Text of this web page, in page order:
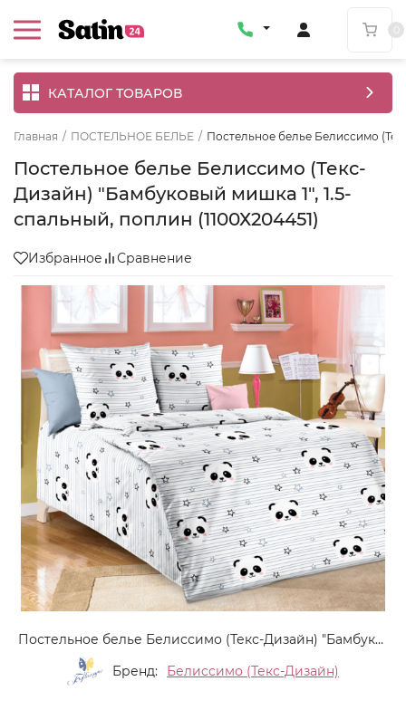
КАТАЛОГ ТОВАРОВ
Главная / ПОСТЕЛЬНОЕ БЕЛЬЕ / Постельное белье Белиссимо
Постельное белье Белиссимо (Текс-
Дизайн) "Бамбуковый мишка 1", 1.5-
спальный, поплин (1100Х204451)
Избранное Сравнение
Постельное белье Белиссимо (Текс-Дизайн) "Бамбуковый мишка 1", 1.5-спальный, поплин (1100Х204451)
Бренд:
Белиссимо (Текс-Дизайн)